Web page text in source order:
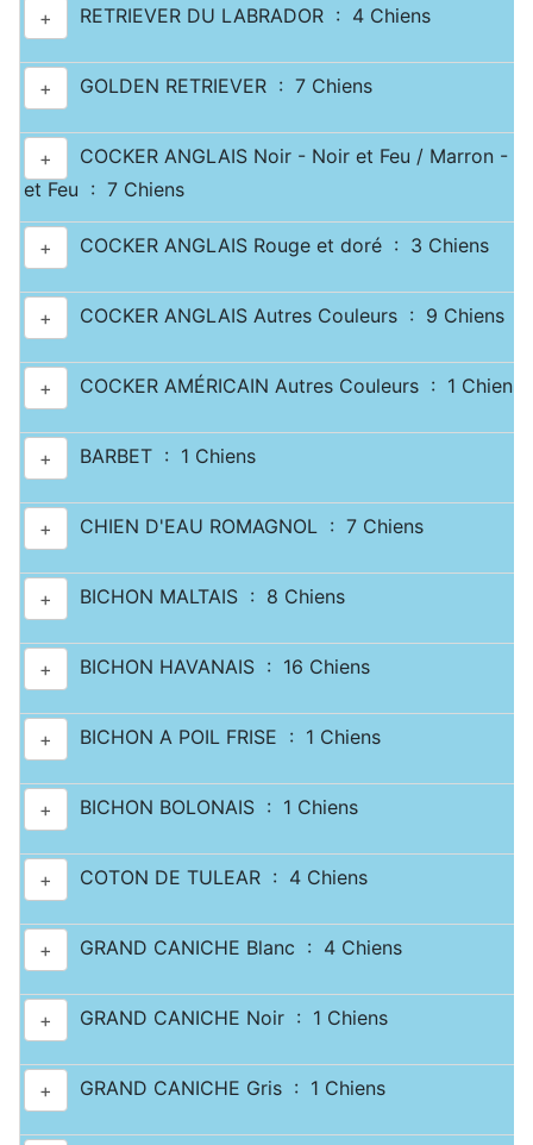
+ RETRIEVER DU LABRADOR : 4 Chiens
+ GOLDEN RETRIEVER : 7 Chiens
+
COCKER ANGLAIS Noir - Noir et Feu / Marron -
et Feu : 7 Chiens
+ COCKER ANGLAIS Rouge et doré : 3 Chiens
+ COCKER ANGLAIS Autres Couleurs : 9 Chiens
+ COCKER AMÉRICAIN Autres Couleurs : 1 Chiens
+ BARBET : 1 Chiens
+ CHIEN D'EAU ROMAGNOL : 7 Chiens
+ BICHON MALTAIS : 8 Chiens
+ BICHON HAVANAIS : 16 Chiens
+ BICHON A POIL FRISE : 1 Chiens
+ BICHON BOLONAIS : 1 Chiens
+ COTON DE TULEAR : 4 Chiens
+ GRAND CANICHE Blanc : 4 Chiens
+ GRAND CANICHE Noir : 1 Chiens
+ GRAND CANICHE Gris : 1 Chiens